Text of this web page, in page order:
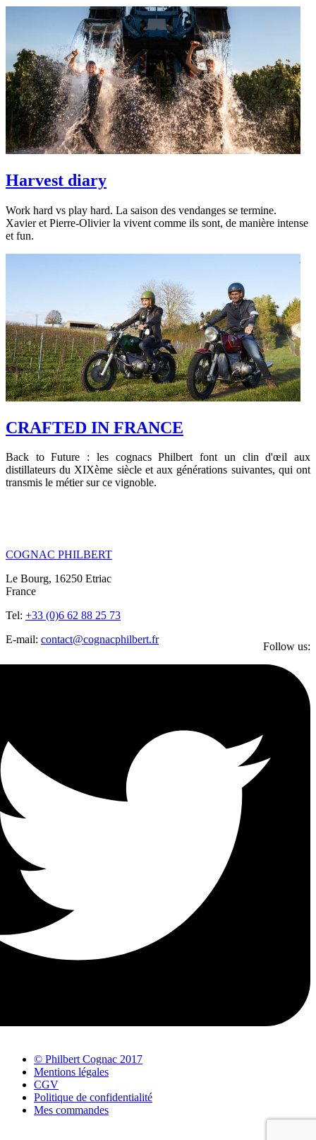
Harvest diary
Work hard vs play hard. La saison des vendanges se termine.
Xavier et Pierre-Olivier la vivent comme ils sont, de manière intense
et fun.
CRAFTED IN FRANCE
Back to Future : les cognacs Philbert font un clin d'œil aux
distillateurs du XIXème siècle et aux générations suivantes, qui ont
transmis le métier sur ce vignoble.
COGNAC PHILBERT
Le Bourg, 16250 Etriac
France
Tel: +33 (0)6 62 88 25 73
E-mail: contact@cognacphilbert.fr
Follow us:
© Philbert Cognac 2017
Mentions légales
CGV
Politique de confidentialité
Mes commandes